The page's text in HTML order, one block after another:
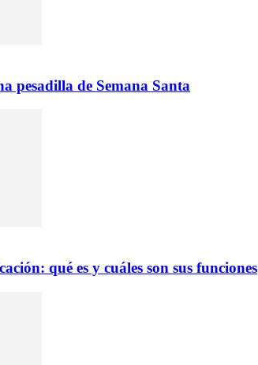
pesadilla de Semana Santa
qué es y cuáles son sus funciones